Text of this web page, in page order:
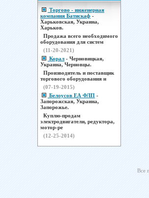
Торгово - инженерная
компания Батискаф -
Харьковская, Украина,
Харьков.
Продажа всего необходимого
оборудования для систем
(11-20-2021)
Корал - Черновицкая,
Украина, Черновцы.
Производитель и поставщик
торгового оборудования н
(07-19-2015)
Белоусов ЕА ФЛП -
Запорожская, Украина,
Запорожье.
Куплю-продам
электродвигатели, редуктора,
мотор-ре
(12-25-2014)
Все